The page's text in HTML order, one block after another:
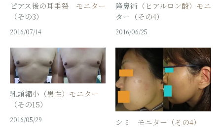
ピアス後の耳垂裂 モニター
（その3）
2016/07/14
隆鼻術（ヒアルロン酸）モニ
ター（その4）
2016/06/25
乳頭縮小（男性）モニター
（その15）
2016/05/29 シミ モニター（その4）